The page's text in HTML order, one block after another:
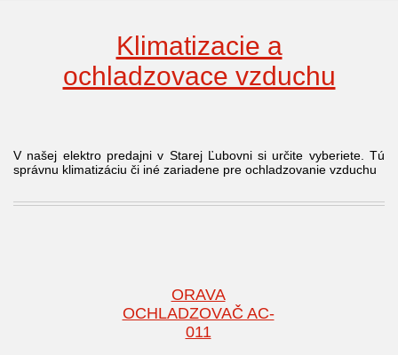
Klimatizacie a
ochladzovace vzduchu
V našej elektro predajni v Starej Ľubovni si určite vyberiete. Tú
správnu klimatizáciu či iné zariadene pre ochladzovanie vzduchu
ORAVA
OCHLADZOVAČ AC-
011